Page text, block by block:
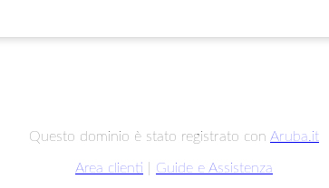
Questo dominio è stato registrato con Aruba.it
Area clienti Guide e Assistenza